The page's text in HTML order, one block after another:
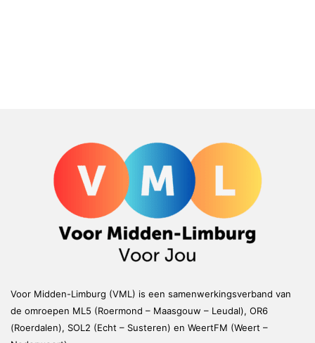
Voor Midden-Limburg (VML) is een samenwerkingsverband van
de omroepen ML5 (Roermond – Maasgouw – Leudal), OR6
(Roerdalen), SOL2 (Echt – Susteren) en WeertFM (Weert –